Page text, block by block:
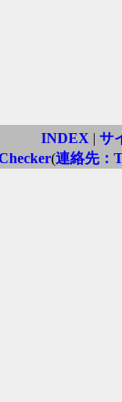
INDEX | サ
(連絡先：